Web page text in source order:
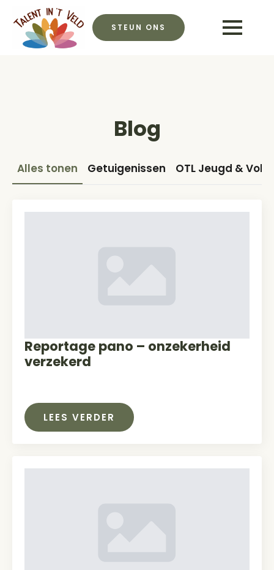
STEUN ONS
Blog
Alles tonen Getuigenissen OTL Jeugd &
Reportage pano – onzekerheid
verzekerd
LEES VERDER